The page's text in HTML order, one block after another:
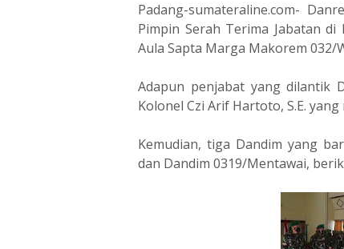
Padang-sumateraline.com-
Pimpin Serah Terima Jabatan
Aula Sapta Marga Makorem 032/
Adapun penjabat yang dilantik
Kolonel Czi Arif Hartoto, S.E.
Kemudian, tiga Dandim yang
dan Dandim 0319/Mentawai,